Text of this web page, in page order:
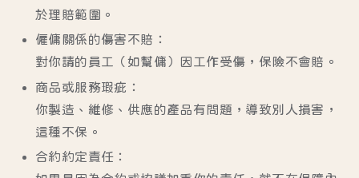
於理賠範圍。
僱傭關係的傷害不賠：
對你請的員工（如幫傭）因工作受傷，保險不會賠。
商品或服務瑕疵：
你製造、維修、供應的產品有問題，導致別人損害，
這種不保。
合約約定責任：